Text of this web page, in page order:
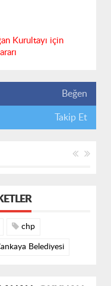
Kurultayı için
Beğen
Takip Et
chp
Belediyesi